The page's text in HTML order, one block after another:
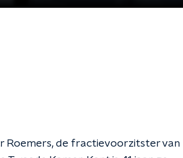
Roemers, de fractievoorzitster van